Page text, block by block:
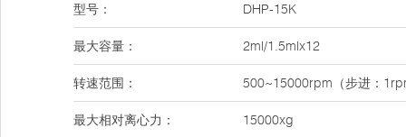
型号： DHP-15K
最大容量： 2ml/1.5mlx12
转速范围： 500~15000rpm（步进：
最大相对离心力： 15000xg